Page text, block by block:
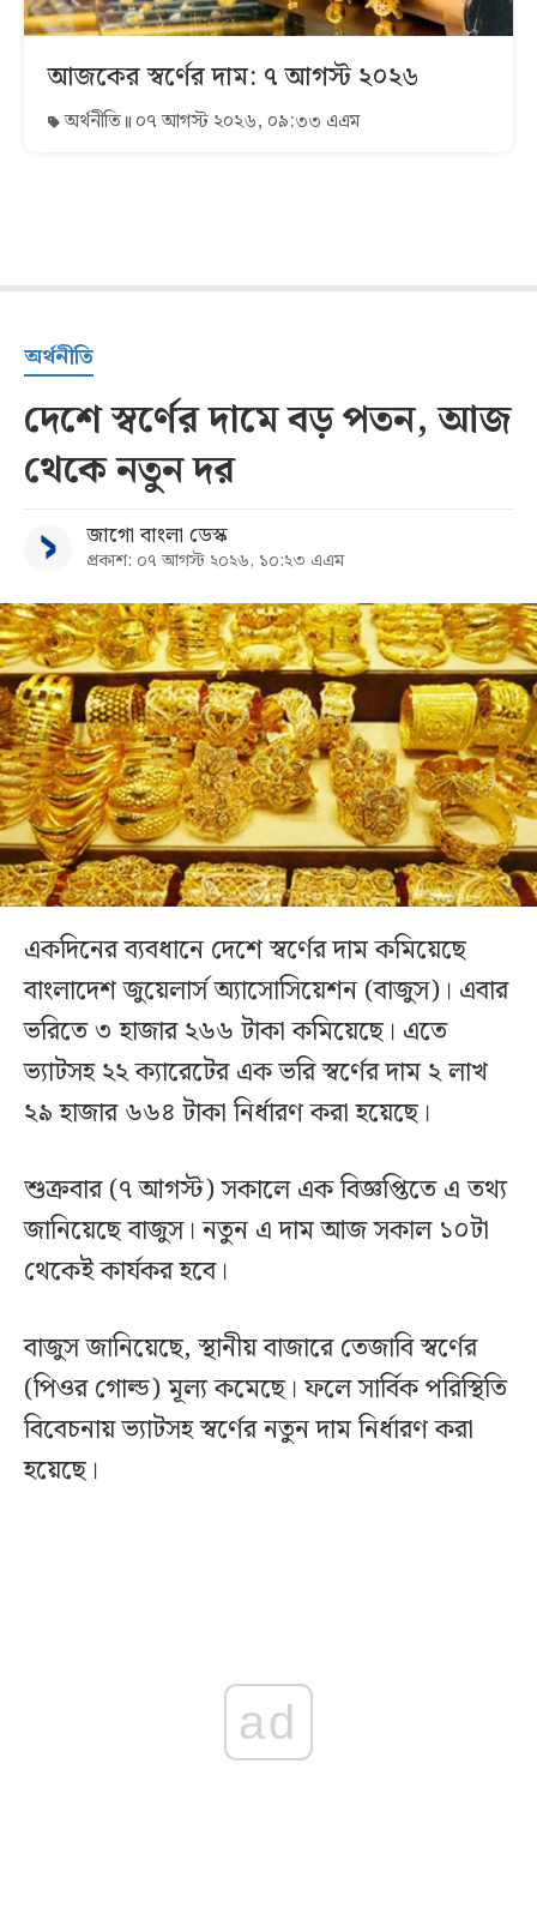
আজকের স্বর্ণের দাম: ৭ আগস্ট ২০২৬
অর্থনীতি ০৭ আগস্ট ২০২৬, ০৯:৩৩ এএম
অর্থনীতি
দেশে স্বর্ণের দামে বড় পতন, আজ
থেকে নতুন দর
জাগো বাংলা ডেস্ক
প্রকাশ: ০৭ আগস্ট ২০২৬, ১০:২৩ এএম
একদিনের ব্যবধানে দেশে স্বর্ণের দাম কমিয়েছে
বাংলাদেশ জুয়েলার্স অ্যাসোসিয়েশন (বাজুস)। এবার
ভরিতে ৩ হাজার ২৬৬ টাকা কমিয়েছে। এতে
ভ্যাটসহ ২২ ক্যারেটের এক ভরি স্বর্ণের দাম ২ লাখ
২৯ হাজার ৬৬৪ টাকা নির্ধারণ করা হয়েছে।
শুক্রবার (৭ আগস্ট) সকালে এক বিজ্ঞপ্তিতে এ তথ্য
জানিয়েছে বাজুস। নতুন এ দাম আজ সকাল ১০টা
থেকেই কার্যকর হবে।
বাজুস জানিয়েছে, স্থানীয় বাজারে তেজাবি স্বর্ণের
(পিওর গোল্ড) মূল্য কমেছে। ফলে সার্বিক পরিস্থিতি
বিবেচনায় ভ্যাটসহ স্বর্ণের নতুন দাম নির্ধারণ করা
হয়েছে।
ad